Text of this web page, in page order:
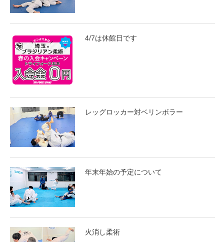
4/7は休館日です
レッグロッカー対ベリンボラー
年末年始の予定について
火消し柔術